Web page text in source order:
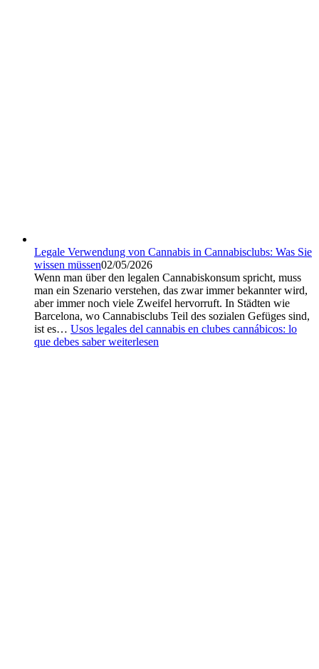
Legale Verwendung von Cannabis in Cannabisclubs: Was Sie
wissen müssen02/05/2026
Wenn man über den legalen Cannabiskonsum spricht, muss
man ein Szenario verstehen, das zwar immer bekannter wird,
aber immer noch viele Zweifel hervorruft. In Städten wie
Barcelona, wo Cannabisclubs Teil des sozialen Gefüges sind,
ist es… Usos legales del cannabis en clubes cannábicos: lo
que debes saberweiterlesen